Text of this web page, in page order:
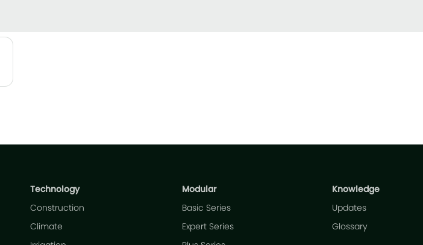
Technology
Construction
Climate
Modular
Basic Series
Expert Series
Knowledge
Updates
Glossary